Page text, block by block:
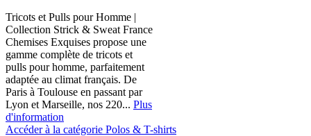
Tricots et Pulls pour Homme |
Collection Strick & Sweat France
Chemises Exquises propose une
gamme complète de tricots et
pulls pour homme, parfaitement
adaptée au climat français. De
Paris à Toulouse en passant par
Lyon et Marseille, nos 220... Plus
d'information
Accéder à la catégorie Polos & T-shirts